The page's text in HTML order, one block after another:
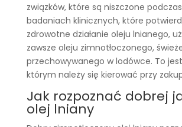
związków, które są niszczone
badaniach klinicznych, które
zdrowotne działanie oleju lnianego,
zawsze oleju zimnotłoczonego,
przechowywanego w lodówce. To
którym należy się kierować przy
Jak rozpoznać dobrej
olej lniany